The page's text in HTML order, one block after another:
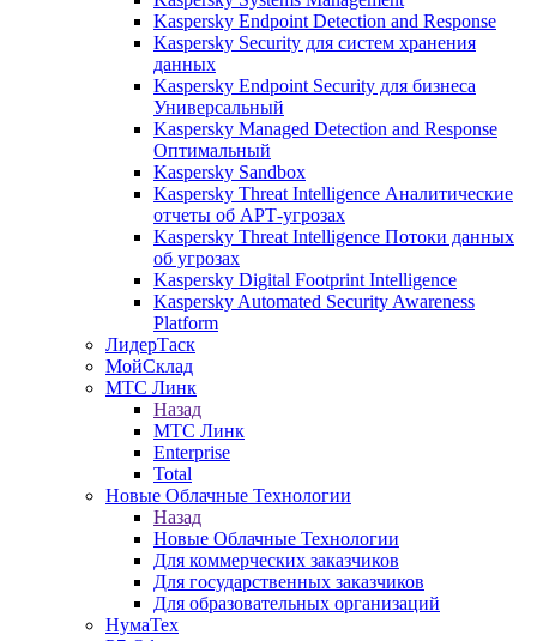
Kaspersky Endpoint Detection and Response
Kaspersky Security для систем хранения
данных
Kaspersky Endpoint Security для бизнеса
Универсальный
Kaspersky Managed Detection and Response
Оптимальный
Kaspersky Sandbox
Kaspersky Threat Intelligence Аналитические
отчеты об АРТ-угрозах
Kaspersky Threat Intelligence Потоки данных
об угрозах
Kaspersky Digital Footprint Intelligence
Kaspersky Automated Security Awareness
Platform
ЛидерТаск
МойСклад
МТС Линк
Назад
МТС Линк
Enterprise
Total
Новые Облачные Технологии
Назад
Новые Облачные Технологии
Для коммерческих заказчиков
Для государственных заказчиков
Для образовательных организаций
НумаТех